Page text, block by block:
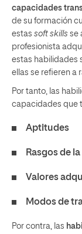
capacidades
de su formación
estas soft skills se
profesionista
estas habilidades
ellas se refieren a
Por tanto, las
capacidades que
Aptitudes
Rasgos de
Valores
Modos de
Por contra, las